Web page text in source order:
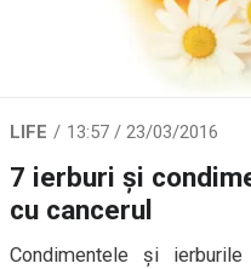
LIFE 13:57 / 23/03/2016
7 ierburi și
cu cancerul
Condimentele și